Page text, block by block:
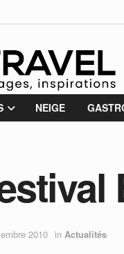
NEIGE
2010 in Actualités